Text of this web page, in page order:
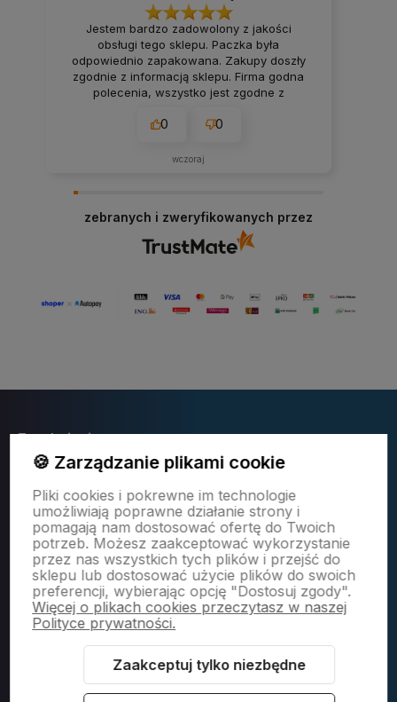
Jestem bardzo zadowolony z jakości
obsługi tego sklepu. Paczka była
odpowiednio zapakowana. Zakupy doszły
zgodnie z informacją sklepu. Firma godna
polecenia, wszystko jest zgodne z
0 0
wczoraj
zebranych i zweryfikowanych przez
Zamówienia
Moje konto
Expert AGD
Sklep internetowy Shoper Premium Szablon Shoper Modern 3.0™
🍪 Zarządzanie plikami cookie
Pliki cookies i pokrewne im technologie
umożliwiają poprawne działanie strony i
pomagają nam dostosować ofertę do Twoich
potrzeb. Możesz zaakceptować wykorzystanie
przez nas wszystkich tych plików i przejść do
sklepu lub dostosować użycie plików do swoich
preferencji, wybierając opcję "Dostosuj zgody".
Więcej o plikach cookies przeczytasz w naszej
Polityce prywatności.
Zaakceptuj tylko niezbędne